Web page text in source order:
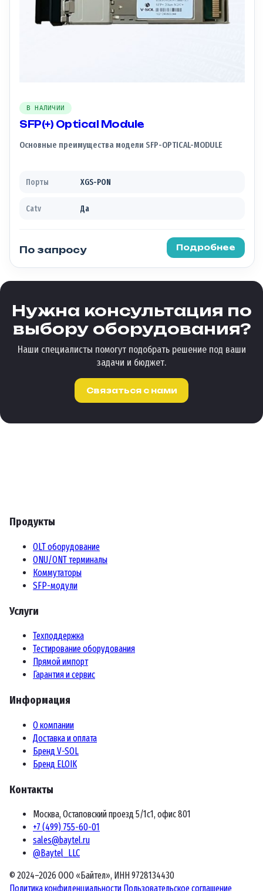
В НАЛИЧИИ
SFP(+) Optical Module
Основные преимущества модели SFP-OPTICAL-MODULE
Порты XGS-PON
Catv Да
По запросу Подробнее
Нужна консультация по
выбору оборудования?
Наши специалисты помогут подобрать решение под ваши
задачи и бюджет.
Связаться с нами
Продукты
OLT оборудование
ONU/ONT терминалы
Коммутаторы
SFP-модули
Услуги
Техподдержка
Тестирование оборудования
Прямой импорт
Гарантия и сервис
Информация
О компании
Доставка и оплата
Бренд V-SOL
Бренд ELOIK
Контакты
Москва, Остаповский проезд 5/1с1, офис 801
+7 (499) 755-60-01
sales@baytel.ru
@Baytel_LLC
© 2024–2026 ООО «Байтел», ИНН 9728134430
Политика конфиденциальности Пользовательское соглашение